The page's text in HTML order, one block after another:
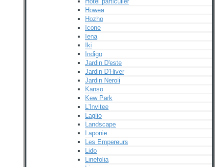
Howea
Hozho
Icone
Iena
Iki
Indigo
Jardin D'este
Jardin D'Hiver
Jardin Neroli
Kanso
Kew Park
L'Invitee
Laglio
Landscape
Laponie
Les Empereurs
Lido
Linefolia